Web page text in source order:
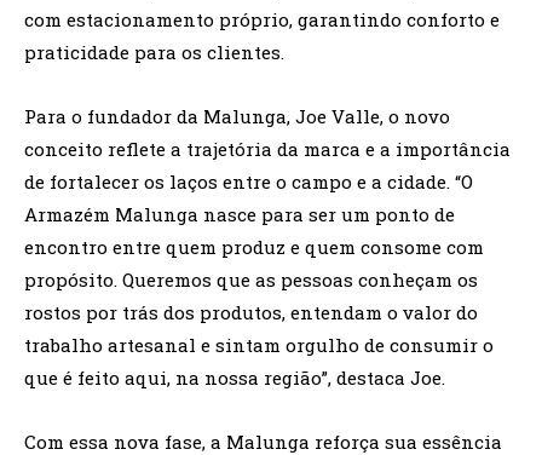
com estacionamento próprio, garantindo conforto e
praticidade para os clientes.
Para o fundador da Malunga, Joe Valle, o novo
conceito reflete a trajetória da marca e a importância
de fortalecer os laços entre o campo e a cidade. “O
Armazém Malunga nasce para ser um ponto de
encontro entre quem produz e quem consome com
propósito. Queremos que as pessoas conheçam os
rostos por trás dos produtos, entendam o valor do
trabalho artesanal e sintam orgulho de consumir o
que é feito aqui, na nossa região”, destaca Joe.
Com essa nova fase, a Malunga reforça sua essência